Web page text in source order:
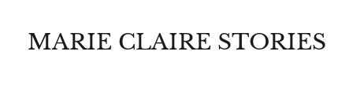
MARIE CLAIRE STORIES